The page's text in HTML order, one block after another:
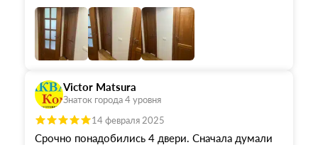
Victor Matsura
Знаток города 4 уровня
14 февраля 2025
Срочно понадобились 4 двери. Сначала думали